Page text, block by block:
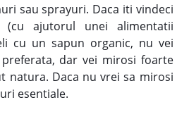
sau sprayuri. Daca iti vindeci
ajutorul unei alimentatii
cu un sapun organic, nu vei
dar vei mirosi foarte
natura. Daca nu vrei sa mirosi
esentiale.